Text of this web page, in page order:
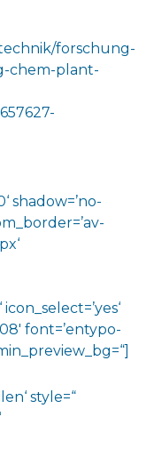
forschung-
chem-plant-
shadow=’no-
font=’entypo-
style=“